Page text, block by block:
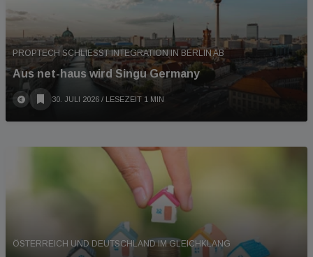
PROPTECH SCHLIESST INTEGRATION IN BERLIN AB
Aus net-haus wird Singu Germany
30. JULI 2026 / LESEZEIT 1 MIN
ÖSTERREICH UND DEUTSCHLAND IM GLEICHKLANG